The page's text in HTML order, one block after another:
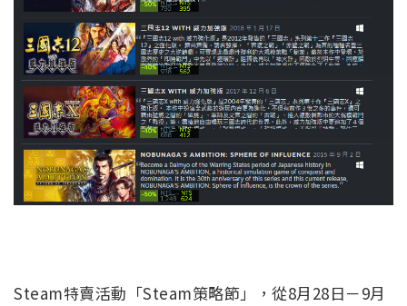
Steam特賣活動「Steam策略節」，從8月28日－9月